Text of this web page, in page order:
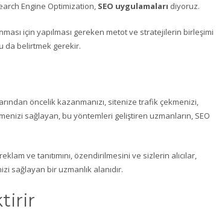
Engine Optimization, SEO uygulamaları diyoruz.
için yapılması gereken metot ve stratejilerin birleşimi
da belirtmek gerekir.
öncelik kazanmanızı, sitenize trafik çekmenizi,
sağlayan, bu yöntemleri geliştiren uzmanların, SEO
ve tanıtımını, özendirilmesini ve sizlerin alıcılar,
sağlayan bir uzmanlık alanıdır.